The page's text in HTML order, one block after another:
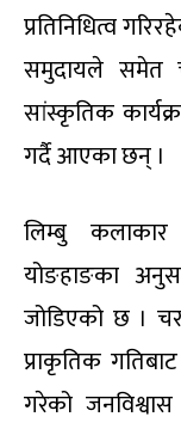
प्रतिनिधित्व
समुदायले समेत
सांस्कृतिक
गर्दै आएका छन् ।
लिम्बु
योङहाङका
जोडिएको छ ।
प्राकृतिक
गरेको